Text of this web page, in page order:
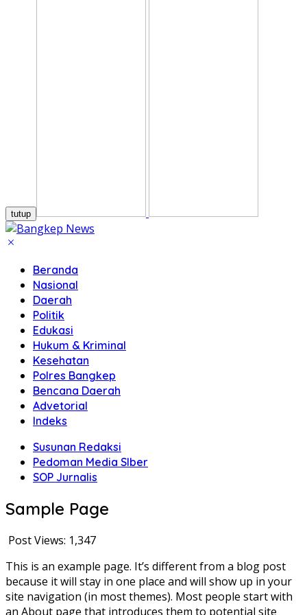
tutup
Beranda
Nasional
Daerah
Politik
Edukasi
Hukum & Kriminal
Kesehatan
Polres Bangkep
Bencana Daerah
Advetorial
Indeks
Susunan Redaksi
Pedoman Media SIber
SOP Jurnalis
Sample Page
Post Views: 1,347
This is an example page. It’s different from a blog post
because it will stay in one place and will show up in your
site navigation (in most themes). Most people start with
an About page that introduces them to potential site